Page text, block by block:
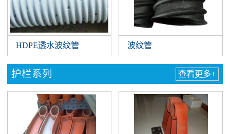
HDPE透水波纹管 波纹管
护栏系列 查看更多+